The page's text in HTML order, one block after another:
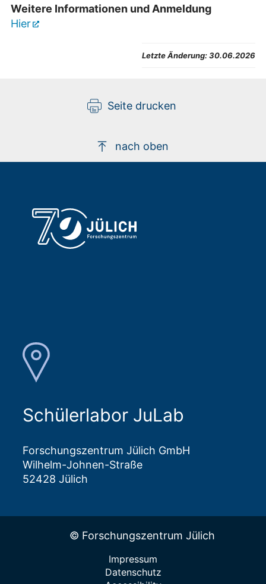
Weitere Informationen und Anmeldung
Hier
Letzte Änderung:30.06.2026
Seite drucken
nach oben
Schülerlabor JuLab
Forschungszentrum Jülich GmbH
Wilhelm-Johnen-Straße
52428 Jülich
© Forschungszentrum Jülich
Impressum
Datenschutz